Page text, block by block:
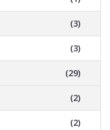
(3)
(3)
(29)
(2)
(2)